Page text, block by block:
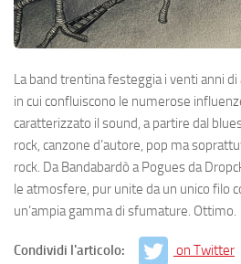
La band trentina festeggia i venti anni
in cui confluiscono le numerose
caratterizzato il sound, a partire dal
rock, canzone d’autore, pop ma
rock. Da Bandabardò a Pogues da
le atmosfere, pur unite da un unico filo
un’ampia gamma di sfumature. Ottimo.
Condividi l'articolo: on Twitter